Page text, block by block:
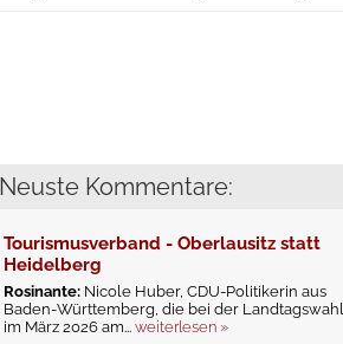
Neuste Kommentare:
Tourismusverband - Oberlausitz statt
Heidelberg
Rosinante: Nicole Huber, CDU-Politikerin aus
Baden-Württemberg, die bei der Landtagswahl
im März 2026 am...weiterlesen »